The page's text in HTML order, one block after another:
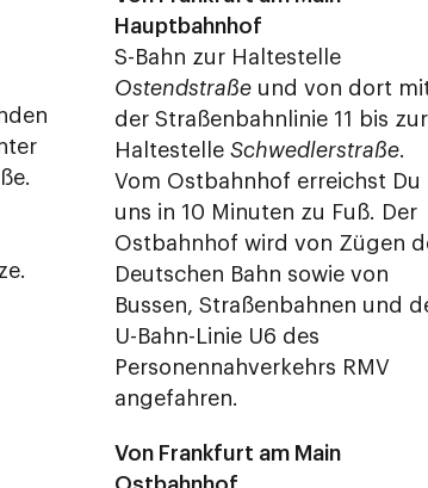
Hauptbahnhof
S-Bahn zur Haltestelle
Ostendstraßeund von dort
der Straßenbahnlinie 11 bis zur
Haltestelle Schwedlerstraße.
Vom Ostbahnhof erreichst Du
uns in 10 Minuten zu Fuß. Der
Ostbahnhof wird von Zügen
Deutschen Bahn sowie von
Bussen, Straßenbahnen und
U-Bahn-Linie U6 des
Personennahverkehrs RMV
angefahren.
Von Frankfurt am Main